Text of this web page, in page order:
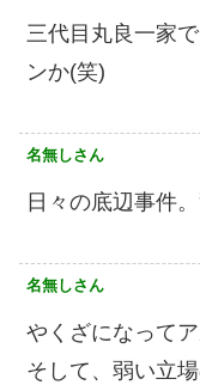
三代目丸良一家
ンか(笑)
名無しさん
日々の底辺事件
名無しさん
やくざになってア
そして、弱い立場